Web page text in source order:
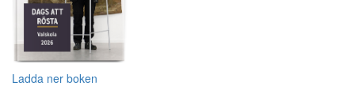
Ladda ner boken